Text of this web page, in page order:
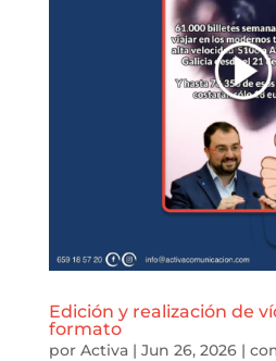
Edición y realización de
formato
por Activa| Jun 26, 2026|